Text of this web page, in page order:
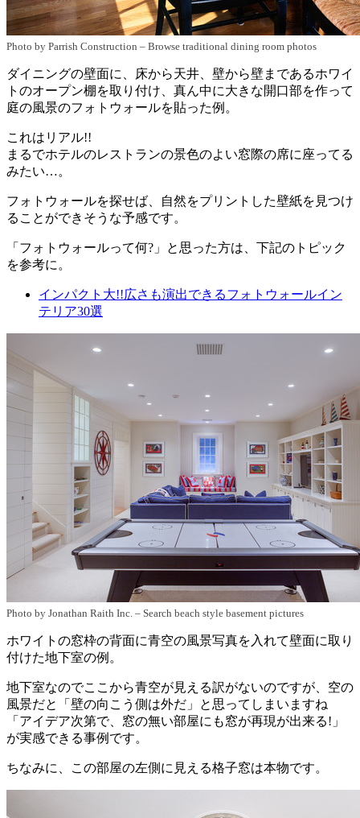
Photo by Parrish Construction – Browse traditional dining room photos
ダイニングの壁面に、床から天井、壁から壁まであるホワイ
トのオープン棚を取り付け、真ん中に大きな開口部を作って
庭の風景のフォトウォールを貼った例。
これはリアル!!
まるでホテルのレストランの景色のよい窓際の席に座ってる
みたい…。
フォトウォールを探せば、自然をプリントした壁紙を見つけ
ることができそうな予感です。
「フォトウォールって何?」と思った方は、下記のトピック
を参考に。
インパクト大!!広さも演出できるフォトウォールイン
テリア30選
Photo by Jonathan Raith Inc. – Search beach style basement pictures
ホワイトの窓枠の背面に青空の風景写真を入れて壁面に取り
付けた地下室の例。
地下室なのでここから青空が見える訳がないのですが、空の
風景だと「壁の向こう側は外だ」と思ってしまいますね
「アイデア次第で、窓の無い部屋にも窓が再現が出来る!」
が実感できる事例です。
ちなみに、この部屋の左側に見える格子窓は本物です。